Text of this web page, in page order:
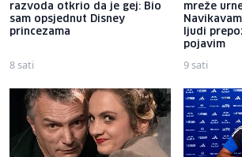
razvoda otkrio da je gej: Bio
sam opsjednut Disney
princezama
8 sati
mreže
ljudi
pojavim
9 sati